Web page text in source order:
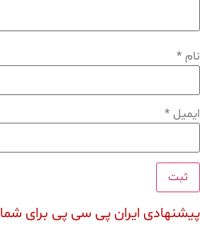
نام *
ایمیل *
پیشنهادی ایران پی سی پی برای شما